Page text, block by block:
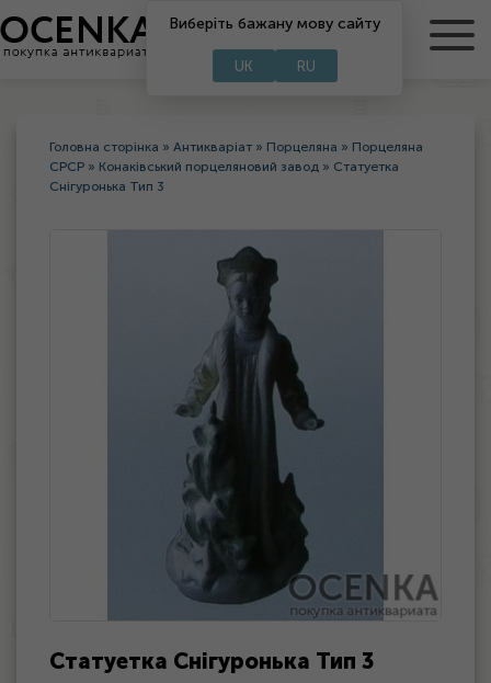
RU
Виберіть бажану мову сайту
UK RU
Головна сторінка » Антикваріат » Порцеляна » Порцеляна
СРСР » Конаківський порцеляновий завод » Статуетка
Снігуронька Тип 3
Статуетка Снігуронька Тип 3